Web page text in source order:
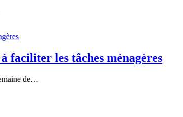
faciliter les tâches ménagères
de…